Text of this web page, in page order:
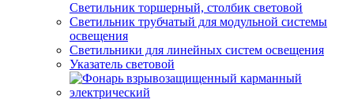
Светильник торшерный, столбик световой
Светильник трубчатый для модульной системы
освещения
Светильники для линейных систем освещения
Указатель световой